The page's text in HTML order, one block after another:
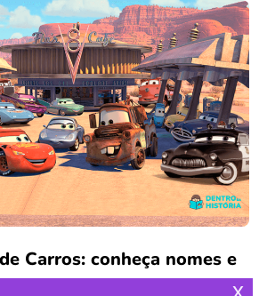
Carros: conheça nomes e
x